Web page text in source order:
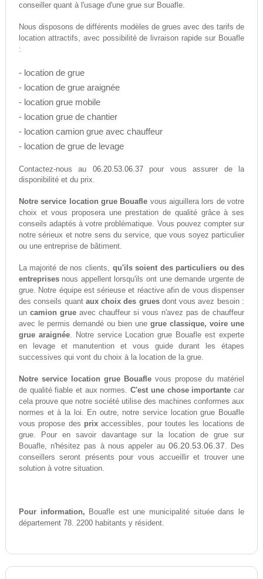
conseiller quant à l'usage d'une grue sur Bouafle.
Nous disposons de différents modèles de grues avec des tarifs de
location attractifs, avec possibilité de livraison rapide sur Bouafle
:
- location de grue
- location de grue araignée
- location grue mobile
- location grue de chantier
- location camion grue avec chauffeur
- location de grue de levage
Contactez-nous au 06.20.53.06.37pour vous assurer de la
disponibilité et du prix.
Notre service location grue Bouafle vous aiguillera lors de votre
choix et vous proposera une prestation de qualité grâce à ses
conseils adaptés à votre problématique. Vous pouvez compter sur
notre sérieux et notre sens du service, que vous soyez particulier
ou une entreprise de bâtiment.
La majorité de nos clients, qu'ils soient des particuliers ou des
entreprisesnous appellent lorsqu'ils ont une demande urgente de
grue. Notre équipe est sérieuse et réactive afin de vous dispenser
des conseils quant aux choix des gruesdont vous avez besoin :
un camion grueavec chauffeur si vous n'avez pas de chauffeur
avec le permis demandé ou bien unegrue classique, voire une
grue araignée. Notre service Location grue Bouafle est experte
en levage et manutention et vous guide durant les étapes
successives qui vont du choix à la location de la grue.
Notre service location grue Bouafle vous propose du matériel
de qualité fiable et aux normes.C'est une chose importante car
cela prouve que notre société utilise des machines conformes aux
normes et à la loi. En outre, notre service location grue Bouafle
vous propose des prixaccessibles, pour toutes les locations de
grue. Pour en savoir davantage sur la location de grue sur
Bouafle, n'hésitez pas à nous appeler au 06.20.53.06.37. Des
conseillers seront présents pour vous accueillir et trouver une
solution à votre situation.
Pour information, Bouafle est une municipalité située dans le
département 78. 2200 habitants y résident.